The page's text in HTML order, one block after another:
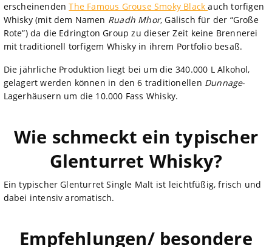
erscheinendenThe Famous Grouse Smoky Blackauch torfigen
Whisky (mit dem Namen Ruadh Mhor, Gälisch für der “Große
Rote”) da die Edrington Group zu dieser Zeit keine Brennerei
mit traditionell torfigem Whisky in ihrem Portfolio besaß.
Die jährliche Produktion liegt bei um die 340.000 L Alkohol,
gelagert werden können in den 6 traditionellen Dunnage-
Lagerhäusern um die 10.000 Fass Whisky.
Wie schmeckt ein typischer
Glenturret Whisky?
Ein typischer Glenturret Single Malt ist leichtfüßig, frisch und
dabei intensiv aromatisch.
Empfehlungen/ besondere